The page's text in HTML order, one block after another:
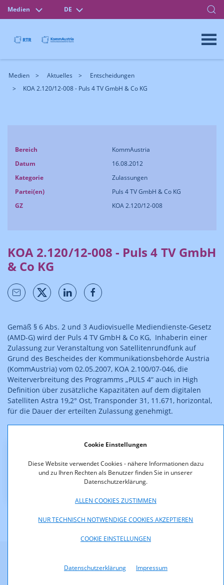
Cookie Einstellungen
Diese Website verwendet Cookies - nähere Informationen dazu
und zu Ihren Rechten als Benutzer finden Sie in unserer
Datenschutzerklärung.
ALLEN COOKIES ZUSTIMMEN
NUR TECHNISCH NOTWENDIGE COOKIES AKZEPTIEREN
COOKIE EINSTELLUNGEN
Datenschutzerklärung Impressum
Medien DE
Medien Aktuelles
Entscheidungen
KOA 2.120/12-008 - Puls 4 TV GmbH & Co KG
Bereich
KommAustria
Datum
16.08.2012
Kategorie
Zulassungen
Partei(en)
Puls 4 TV GmbH & Co KG
GZ
KOA 2.120/12-008
KOA 2.120/12-008 - Puls 4 TV GmbH
& Co KG
Gemäß § 6 Abs. 2 und 3 Audiovisuelle Mediendienste-Gesetz
(AMD-G) wird der Puls 4 TV GmbH & Co KG, Inhaberin einer
Zulassung zur Veranstaltung von Satellitenrundfunk auf
Grund des Bescheides der Kommunikationsbehörde Austria
(KommAustria) vom 02.05.2007, KOA 2.100/07-046, die
Weiterverbreitung des Programms „PULS 4“ auch in High
Definition über zusätzliche Kapazitäten auf dem digitalen
Satelliten Astra 19,2° Ost, Transponder 31, 11.671, horizontal,
für die Dauer der erteilten Zulassung genehmigt.
Downloads
KOA_2.120-12-008.pdf (pdf, 179,0 KB)
Weitere Informationen